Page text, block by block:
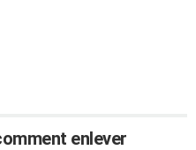
enlever